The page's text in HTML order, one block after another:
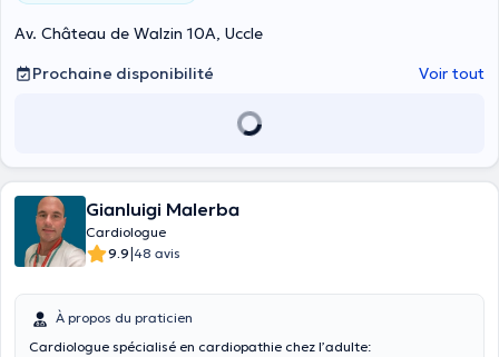
Av. Château de Walzin 10A, Uccle
Prochaine disponibilité
Voir tout
Gianluigi Malerba
Cardiologue
9.9|48 avis
À propos du praticien
Cardiologue spécialisé en cardiopathie chez l’adulte: